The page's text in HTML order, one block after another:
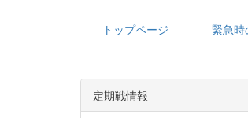
トップページ 緊急
定期戦情報